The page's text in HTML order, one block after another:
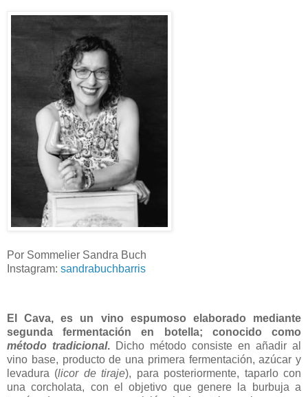
Por Sommelier Sandra Buch
Instagram: sandrabuchbarris
El Cava, es un vino espumoso elaborado mediante
segunda fermentación en botella; conocido como
método tradicional. Dicho método consiste en añadir al
vino base, producto de una primera fermentación, azúcar y
levadura (licor de tiraje), para posteriormente, taparlo con
una corcholata, con el objetivo que genere la burbuja a